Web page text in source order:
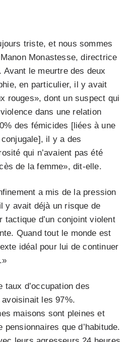
triste, et nous sommes
Monastesse, directrice
Avant le meurtre des deux
en particulier, il y avait
rouges», dont un suspect qui
dans une relation
des fémicides [liées à une
il y a des
qui n’avaient pas été
de la femme», dit-elle.
a mis de la pression
y avait déjà un risque de
tactique d’un conjoint violent
Quand tout le monde est
idéal pour lui de continuer
taux d’occupation des
les 97%.
maisons sont pleines et
pensionnaires que d’habitude.